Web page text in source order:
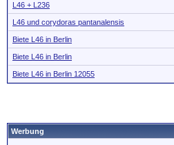
L46 + L236
L46 und corydoras pantanalensis
Biete L46 in Berlin
Biete L46 in Berlin
Biete L46 in Berlin 12055
Werbung